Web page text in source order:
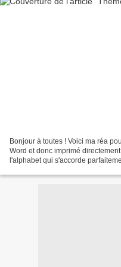
Bonjour à toutes ! Voici ma réa
Word et donc imprimé
l'alphabet qui s'accorde